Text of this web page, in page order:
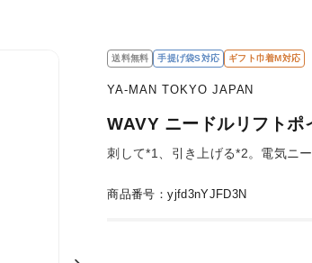
送料無料 手提げ袋S対応 ギフト巾着M対応
YA-MAN TOKYO JAPAN
WAVY ニードルリフトポ
刺して*1、引き上げる*2。電気ニー
商品番号：yjfd3nYJFD3N